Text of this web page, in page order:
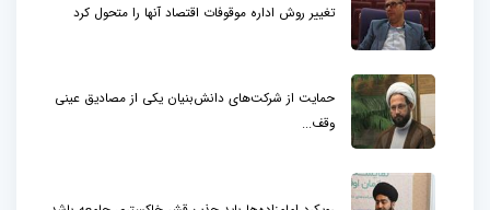
تغییر روش اداره موقوفات اقتصاد آنها را متحول کرد
حمایت از شرکت‌های دانش‌بنیان یکی از مصادیق عینی
وقف...